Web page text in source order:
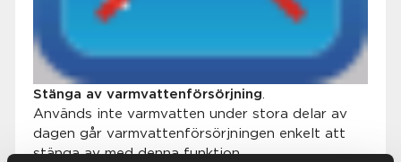
Stänga av varmvattenförsörjning
Används inte varmvatten under stora delar av
dagen går varmvattenförsörjningen enkelt att
stänga av med denna funktion.